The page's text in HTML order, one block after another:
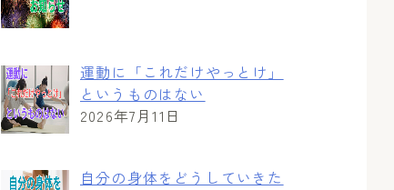
運動に「これだけやっとけ」
というものはない
2026年7月11日
自分の身体をどうしていきた